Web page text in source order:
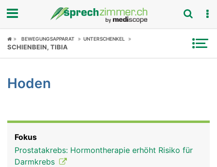
Fokus
Symptome
News
Ratgeber
BEWEGUNGSAPPARAT UNTERSCHENKEL
SCHIENBEIN, TIBIA
Hoden
Fokus
Prostatakrebs: Hormontherapie erhöht Risiko für
Darmkrebs